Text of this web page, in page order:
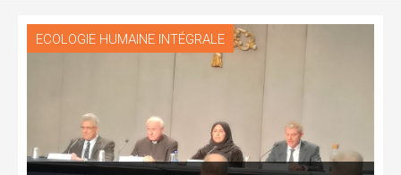
ECOLOGIE HUMAINE INTÉGRALE